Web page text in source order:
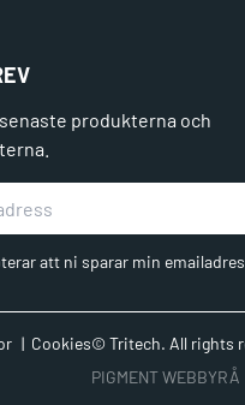
produkterna och
att ni sparar min
Cookies© Tritech. All rights
PIGMENT WEBBYRÅ